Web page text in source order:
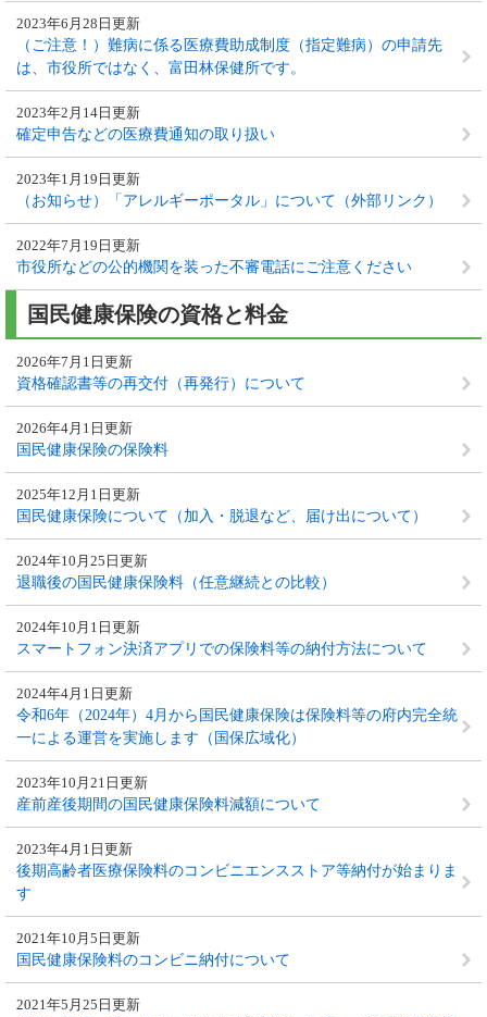
（ご注意！）難病に係る医療費助成制度（指定難病）の申請先
は、市役所ではなく、富田林保健所です。
2023年6月28日更新
確定申告などの医療費通知の取り扱い
2023年2月14日更新
（お知らせ）「アレルギーポータル」について（外部リンク）
2023年1月19日更新
市役所などの公的機関を装った不審電話にご注意ください
2022年7月19日更新
国民健康保険の資格と料金
資格確認書等の再交付（再発行）について
2026年7月1日更新
国民健康保険の保険料
2026年4月1日更新
国民健康保険について（加入・脱退など、届け出について）
2025年12月1日更新
退職後の国民健康保険料（任意継続との比較）
2024年10月25日更新
スマートフォン決済アプリでの保険料等の納付方法について
2024年10月1日更新
令和6年（2024年）4月から国民健康保険は保険料等の府内完全統
一による運営を実施します（国保広域化）
2024年4月1日更新
産前産後期間の国民健康保険料減額について
2023年10月21日更新
後期高齢者医療保険料のコンビニエンスストア等納付が始まりま
す
2023年4月1日更新
国民健康保険料のコンビニ納付について
2021年10月5日更新
2021年5月25日更新